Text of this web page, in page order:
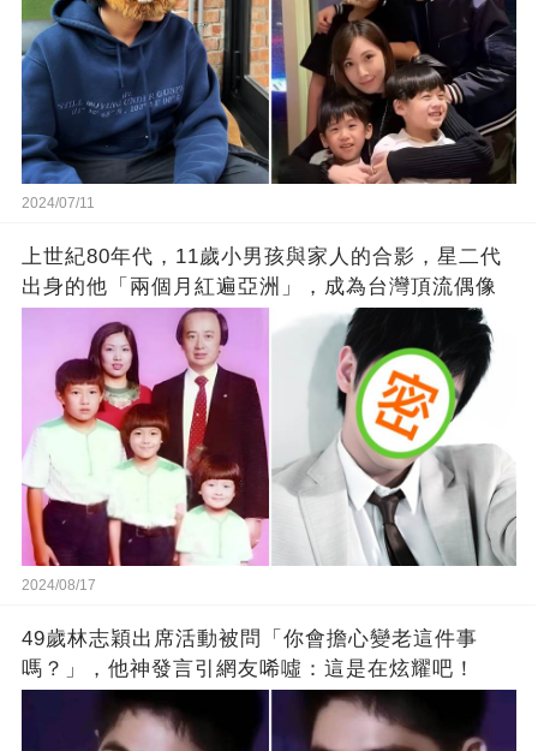
2024/07/11
上世紀80年代，11歲小男孩與家人的合影，星二代
出身的他「兩個月紅遍亞洲」，成為台灣頂流偶像
2024/08/17
49歲林志穎出席活動被問「你會擔心變老這件事
嗎？」，他神發言引網友唏噓：這是在炫耀吧！